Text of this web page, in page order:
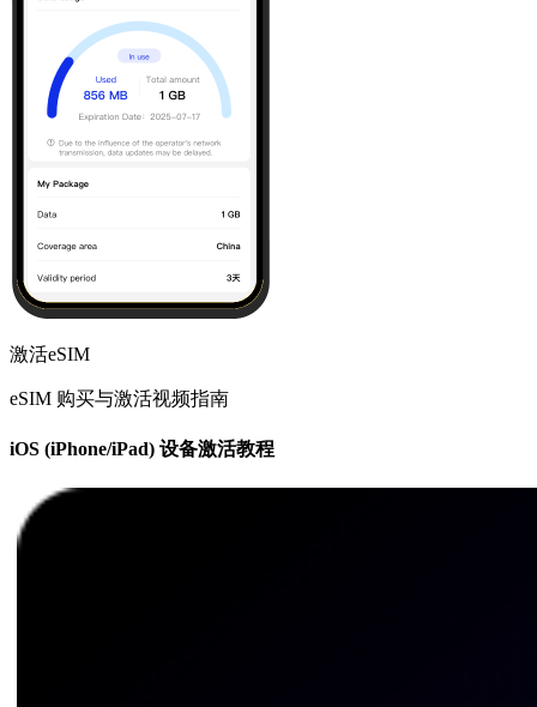
激活eSIM
eSIM 购买与激活视频指南
iOS (iPhone/iPad) 设备激活教程